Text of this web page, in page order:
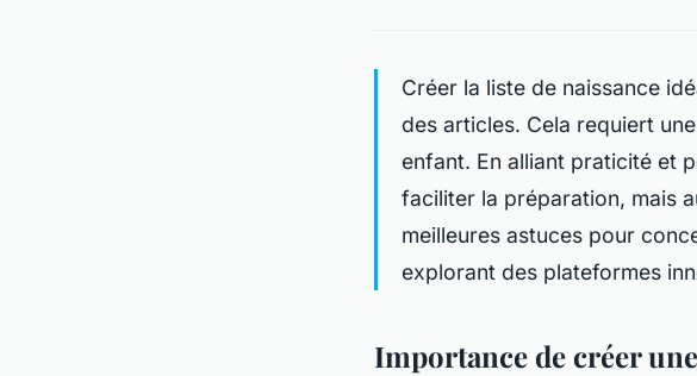
Créer la liste de naissance
des articles. Cela requiert
enfant. En alliant praticité et
faciliter la préparation, mais
meilleures astuces pour
explorant des plateformes
Importance de créer